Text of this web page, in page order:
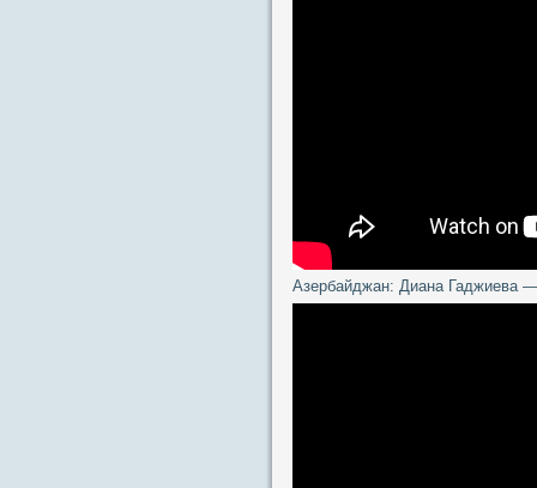
Азербайджан: Диана Гаджиева